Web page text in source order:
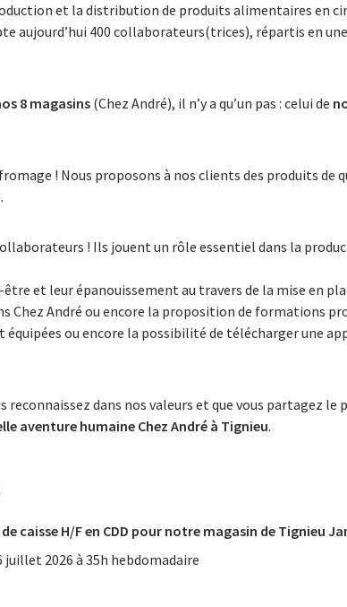
et la distribution de produits alimentaires en
aujourd’hui 400 collaborateurs(trices), répartis en
8 magasins(Chez André), il n’y a qu’un pas : celui de
! Nous proposons à nos clients des produits de
! Ils jouent un rôle essentiel dans la
et leur épanouissement au travers de la mise en
Chez André ou encore la proposition de formations
équipées ou encore la possibilité de télécharger une
reconnaissez dans nos valeurs et que vous partagez
aventure humaine Chez André à Tignieu.
caisse H/F en CDD pour notre magasin de Tignieu
juillet 2026 à 35h hebdomadaire